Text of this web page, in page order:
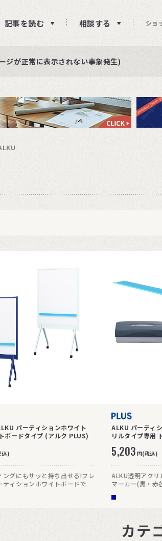
記事を読む 相談する ショ
稿をお待ちしております
ジが正常に表示されない事象発生)
パーティションホワイト
ボードタイプ (アルク PLUS)
込)
ングにもサッと持ち出せる!フレ
ティションホワイトボードで
ミーティングスタイルに対
ALKU パーティ
リルタイプ専用
5,203 円(税込)
ALKU透明アク
マーカー(黒・赤
カテ